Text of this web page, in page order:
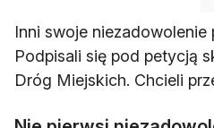
Inni swoje niezadowolenie
Podpisali się pod petycją
Dróg Miejskich. Chcieli